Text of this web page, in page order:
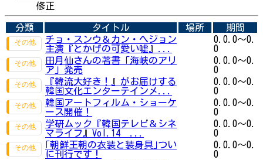
修正
分類 タイトル 場所
期間
チョ・スンウ＆カン・へジョン
主演『とかげの可愛い嘘』...
0.0.0～0.
0
田月仙さんの著書「海峡のアリ
ア」発売
0.0.0～0.
0
『韓流大好き！』がお届けする
韓国文化エンターテインメ...
0.0.0～0.
0
韓国アートフィルム・ショーケ
ース開催！
0.0.0～0.
0
学研ムック『韓国テレビ＆シネ
マライフ』Vol.14 ...
0.0.0～0.
0
｢朝鮮王朝の衣装と装身具｣つい
に刊行です！
0.0.0～0.
0